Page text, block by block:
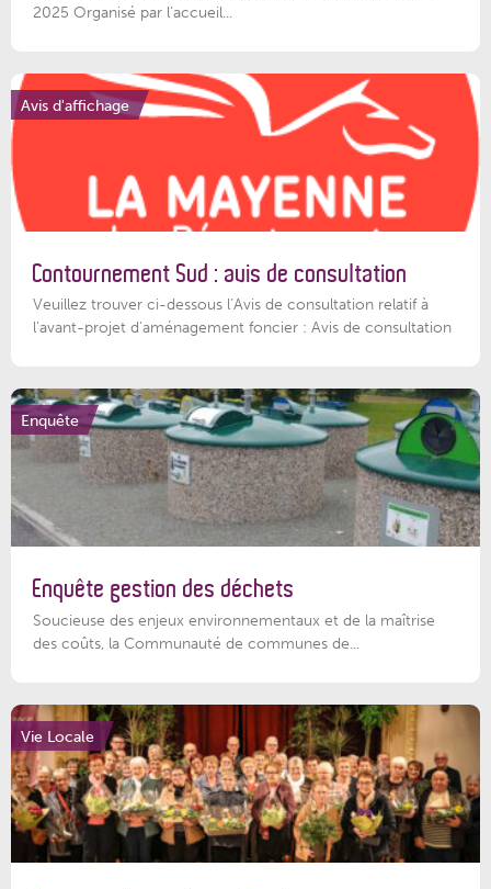
2025 Organisé par l’accueil...
Avis d'affichage
Contournement Sud : avis de consultation
Veuillez trouver ci-dessous l’Avis de consultation relatif à
l'avant-projet d'aménagement foncier : Avis de consultation
Enquête
Enquête gestion des déchets
Soucieuse des enjeux environnementaux et de la maîtrise
des coûts, la Communauté de communes de...
Vie Locale